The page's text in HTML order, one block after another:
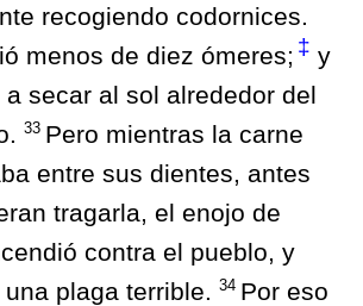
recogiendo codornices.
menos de diez ómeres; ‡ y
secar al sol alrededor del
33 Pero mientras la carne
entre sus dientes, antes
tragarla, el enojo de
contra el pueblo, y
plaga terrible. 34 Por eso